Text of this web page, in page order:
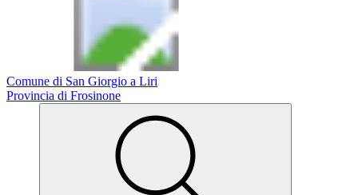
Comune di San Giorgio a Liri
Provincia di Frosinone